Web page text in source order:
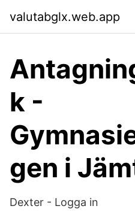
valutabglx.web.app
k -
gen i
Dexter - Logga in